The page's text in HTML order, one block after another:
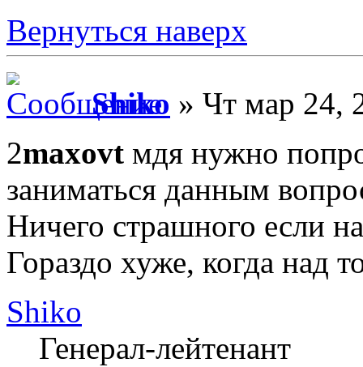
Вернуться наверх
Shiko » Чт мар 24,
2maxovt мдя нужно
заниматься данным
Ничего страшного если
Гораздо хуже, когда над
Shiko
Генерал-лейтенант